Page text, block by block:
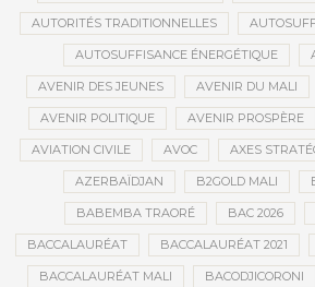
AUTORITÉS TRADITIONNELLES
AUTOSUFFISANCE ÉNERGÉTIQUE
AVENIR DES JEUNES AVENIR DU MALI
AVENIR POLITIQUE AVENIR PROSPÈRE
AVIATION CIVILE AVOC AXES
AZERBAÏDJAN B2GOLD MALI
BABEMBA TRAORÉ BAC 2026
BACCALAURÉAT BACCALAURÉAT 2021
BACCALAURÉAT MALI BACODJICORONI